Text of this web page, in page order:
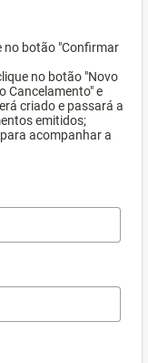
no botão "Confirmar
no botão "Novo
Cancelamento" e
criado e passará a
emitidos;
acompanhar a